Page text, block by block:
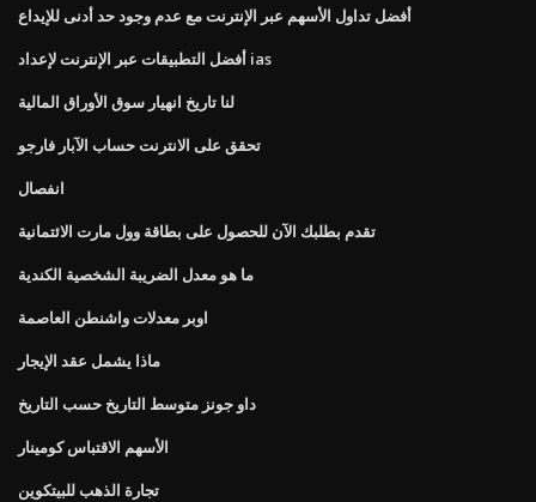
أفضل تداول الأسهم عبر الإنترنت مع عدم وجود حد أدنى للإيداع
أفضل التطبيقات عبر الإنترنت لإعداد ias
لنا تاريخ انهيار سوق الأوراق المالية
تحقق على الانترنت حساب الآبار فارجو
انفصال
تقدم بطلبك الآن للحصول على بطاقة وول مارت الائتمانية
ما هو معدل الضريبة الشخصية الكندية
اوبر معدلات واشنطن العاصمة
ماذا يشمل عقد الإيجار
داو جونز متوسط ​​التاريخ حسب التاريخ
الأسهم الاقتباس كومينار
تجارة الذهب للبيتكوين